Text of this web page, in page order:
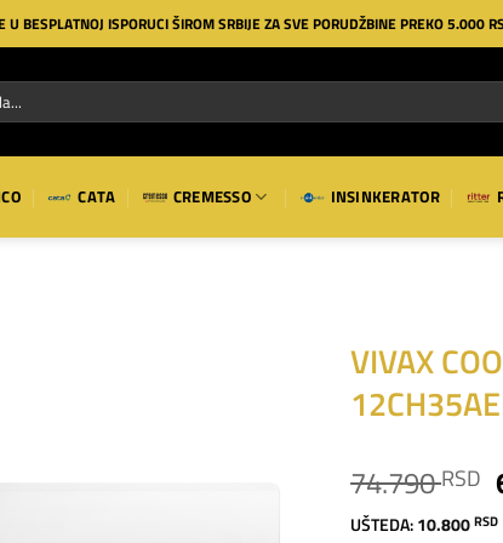
U BESPLATNOJ ISPORUCI ŠIROM SRBIJE ZA SVE PORUDŽBINE PREKO 5.000
CATA CREMESSO INSINKERATOR
VIVAX
74.790RSD
UŠTEDA:10.800RSD